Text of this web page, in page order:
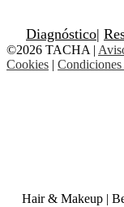
Diagnóstico|
©2026 TACHA |
Cookies | Condiciones
Hair & Makeup |